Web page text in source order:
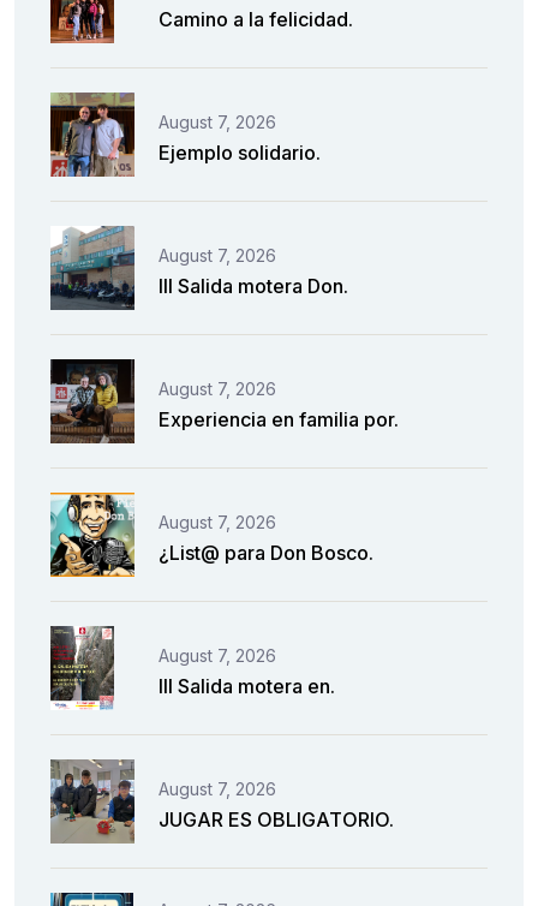
Camino a la felicidad.
August 7, 2026
Ejemplo solidario.
August 7, 2026
III Salida motera Don.
August 7, 2026
Experiencia en familia por.
August 7, 2026
¿List@ para Don Bosco.
August 7, 2026
III Salida motera en.
August 7, 2026
JUGAR ES OBLIGATORIO.